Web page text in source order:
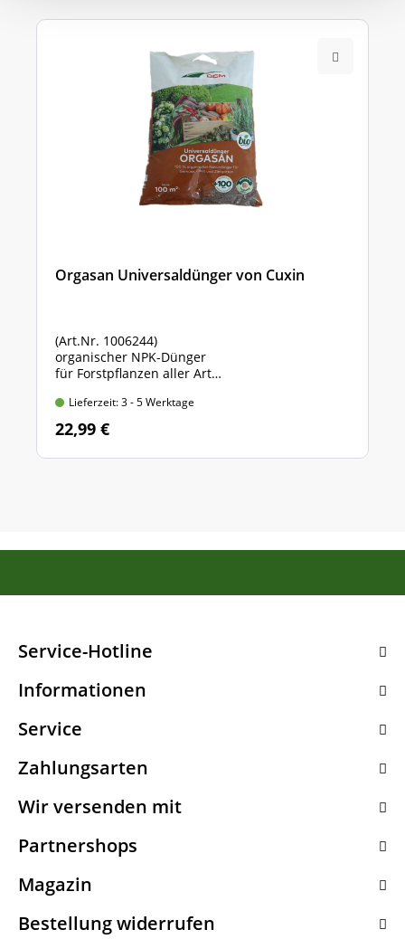
Orgasan Universaldünger von Cuxin
(Art.Nr. 1006244)
organischer NPK-Dünger
für Forstpflanzen aller Art
Lieferzeit: 3 - 5 Werktage
22,99 €
Service-Hotline
Informationen
Service
Zahlungsarten
Wir versenden mit
Partnershops
Magazin
Bestellung widerrufen